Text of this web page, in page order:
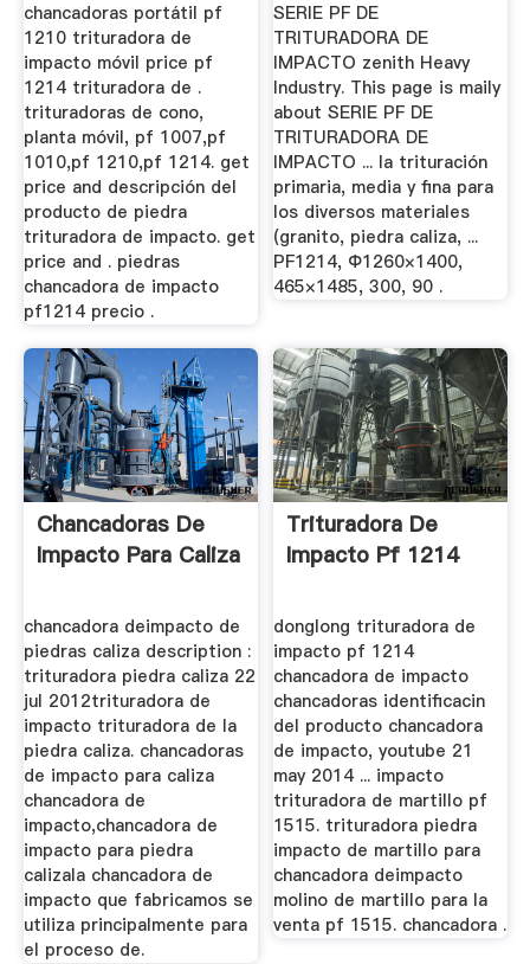
chancadoras portátil pf
1210 trituradora de
impacto móvil price pf
1214 trituradora de .
trituradoras de cono,
planta móvil, pf 1007,pf
1010,pf 1210,pf 1214. get
price and descripción del
producto de piedra
trituradora de impacto. get
price and . piedras
chancadora de impacto
pf1214 precio .
SERIE PF DE
TRITURADORA DE
IMPACTO zenith Heavy
Industry. This page is maily
about SERIE PF DE
TRITURADORA DE
IMPACTO ... la trituración
primaria, media y fina para
los diversos materiales
(granito, piedra caliza, ...
PF1214, Φ1260×1400,
465×1485, 300, 90 .
Chancadoras De
Impacto Para Caliza
chancadora deimpacto de
piedras caliza description :
trituradora piedra caliza 22
jul 2012trituradora de
impacto trituradora de la
piedra caliza. chancadoras
de impacto para caliza
chancadora de
impacto,chancadora de
impacto para piedra
calizala chancadora de
impacto que fabricamos se
utiliza principalmente para
el proceso de.
Trituradora De
Impacto Pf 1214
donglong trituradora de
impacto pf 1214
chancadora de impacto
chancadoras identificacin
del producto chancadora
de impacto, youtube 21
may 2014 ... impacto
trituradora de martillo pf
1515. trituradora piedra
impacto de martillo para
chancadora deimpacto
molino de martillo para la
venta pf 1515. chancadora .